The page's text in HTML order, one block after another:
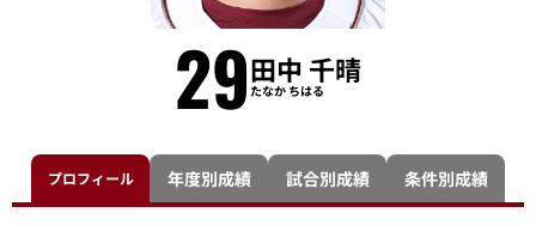
29田中 千晴
たなか ちはる
プロフィール 年度別成績 試合別成績 条件別成績